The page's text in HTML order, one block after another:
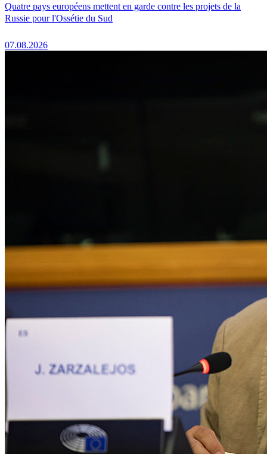
Quatre pays européens mettent en garde contre les projets de la
Russie pour l'Ossétie du Sud
07.08.2026